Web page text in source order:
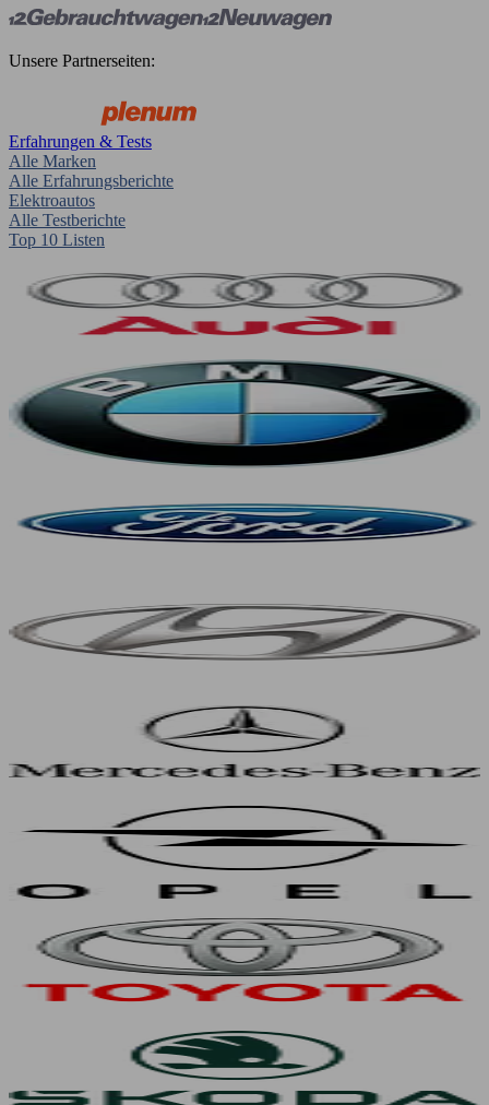
Unsere Partnerseiten:
Erfahrungen & Tests
Alle Marken
Alle Erfahrungsberichte
Elektroautos
Alle Testberichte
Top 10 Listen